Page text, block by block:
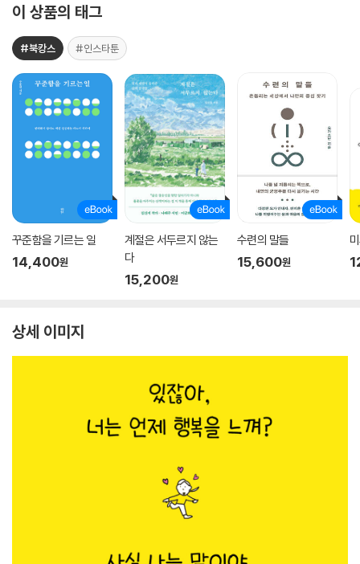
이 상품의 태그
#북캉스 #인스타툰
꾸준함을 기르는 일
14,400원
계절은 서두르지 않는
다
15,200원
수련의 말들
15,600원
상세 이미지